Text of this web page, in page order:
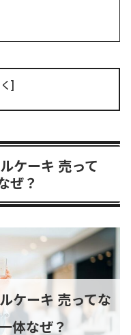
ケーキ 売って
ぜ？
ケーキ 売ってな
体なぜ？